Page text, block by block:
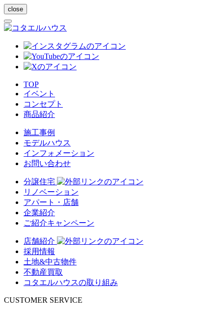
close
TOP
イベント
コンセプト
商品紹介
施工事例
モデルハウス
インフォメーション
お問い合わせ
分譲住宅
リノベーション
アパート・店舗
企業紹介
ご紹介キャンペーン
店舗紹介
採用情報
土地&中古物件
不動産買取
コタエルハウスの取り組み
CUSTOMER SERVICE